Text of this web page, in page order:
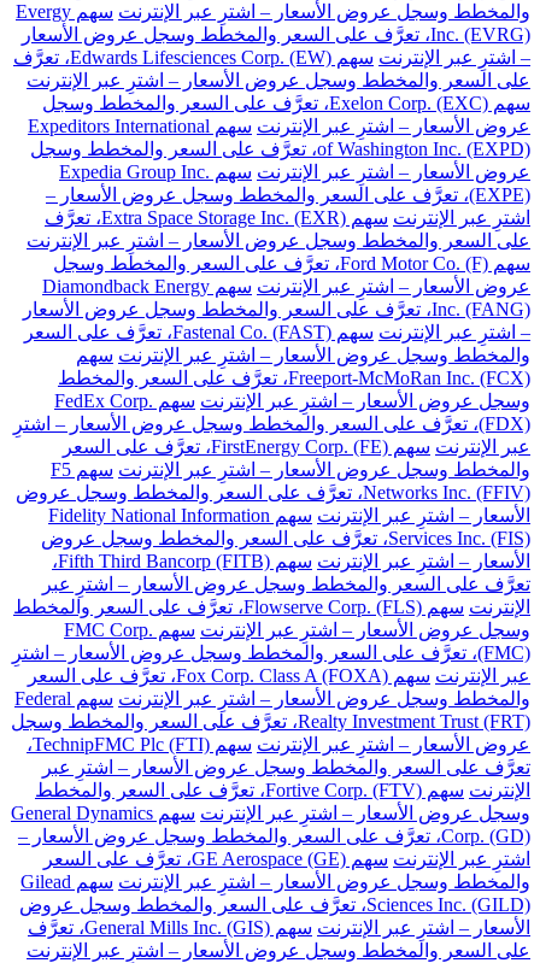
والمخطط وسجل عروض الأسعار – اشترِ عبر الإنترنت
سهم Evergy
Inc. (EVRG)، تعرَّف على السعر والمخطط وسجل عروض الأسعار
– اشترِ عبر الإنترنت
سهم Edwards Lifesciences Corp. (EW)، تعرَّف
على السعر والمخطط وسجل عروض الأسعار – اشترِ عبر الإنترنت
سهم Exelon Corp. (EXC)، تعرَّف على السعر والمخطط وسجل
عروض الأسعار – اشترِ عبر الإنترنت
سهم Expeditors International
of Washington Inc. (EXPD)، تعرَّف على السعر والمخطط وسجل
عروض الأسعار – اشترِ عبر الإنترنت
سهم Expedia Group Inc.
(EXPE)، تعرَّف على السعر والمخطط وسجل عروض الأسعار –
اشترِ عبر الإنترنت
سهم Extra Space Storage Inc. (EXR)، تعرَّف
على السعر والمخطط وسجل عروض الأسعار – اشترِ عبر الإنترنت
سهم Ford Motor Co. (F)، تعرَّف على السعر والمخطط وسجل
عروض الأسعار – اشترِ عبر الإنترنت
سهم Diamondback Energy
Inc. (FANG)، تعرَّف على السعر والمخطط وسجل عروض الأسعار
– اشترِ عبر الإنترنت
سهم Fastenal Co. (FAST)، تعرَّف على السعر
والمخطط وسجل عروض الأسعار – اشترِ عبر الإنترنت سهم
Freeport-McMoRan Inc. (FCX)، تعرَّف على السعر والمخطط
وسجل عروض الأسعار – اشترِ عبر الإنترنت
سهم FedEx Corp.
(FDX)، تعرَّف على السعر والمخطط وسجل عروض الأسعار – اشترِ
عبر الإنترنت
سهم FirstEnergy Corp. (FE)، تعرَّف على السعر
والمخطط وسجل عروض الأسعار – اشترِ عبر الإنترنت
سهم F5
Networks Inc. (FFIV)، تعرَّف على السعر والمخطط وسجل عروض
الأسعار – اشترِ عبر الإنترنت
سهم Fidelity National Information
Services Inc. (FIS)، تعرَّف على السعر والمخطط وسجل عروض
الأسعار – اشترِ عبر الإنترنت
سهم Fifth Third Bancorp (FITB)،
تعرَّف على السعر والمخطط وسجل عروض الأسعار – اشترِ عبر
الإنترنت
سهم Flowserve Corp. (FLS)، تعرَّف على السعر والمخطط
وسجل عروض الأسعار – اشترِ عبر الإنترنت
سهم FMC Corp.
(FMC)، تعرَّف على السعر والمخطط وسجل عروض الأسعار – اشترِ
عبر الإنترنت
سهم Fox Corp. Class A (FOXA)، تعرَّف على السعر
والمخطط وسجل عروض الأسعار – اشترِ عبر الإنترنت
سهم Federal
Realty Investment Trust (FRT)، تعرَّف على السعر والمخطط وسجل
عروض الأسعار – اشترِ عبر الإنترنت
سهم TechnipFMC Plc (FTI)،
تعرَّف على السعر والمخطط وسجل عروض الأسعار – اشترِ عبر
الإنترنت
سهم Fortive Corp. (FTV)، تعرَّف على السعر والمخطط
وسجل عروض الأسعار – اشترِ عبر الإنترنت
سهم General Dynamics
Corp. (GD)، تعرَّف على السعر والمخطط وسجل عروض الأسعار –
اشترِ عبر الإنترنت
سهم GE Aerospace (GE)، تعرَّف على السعر
والمخطط وسجل عروض الأسعار – اشترِ عبر الإنترنت
سهم Gilead
Sciences Inc. (GILD)، تعرَّف على السعر والمخطط وسجل عروض
الأسعار – اشترِ عبر الإنترنت
سهم General Mills Inc. (GIS)، تعرَّف
على السعر والمخطط وسجل عروض الأسعار – اشترِ عبر الإنترنت